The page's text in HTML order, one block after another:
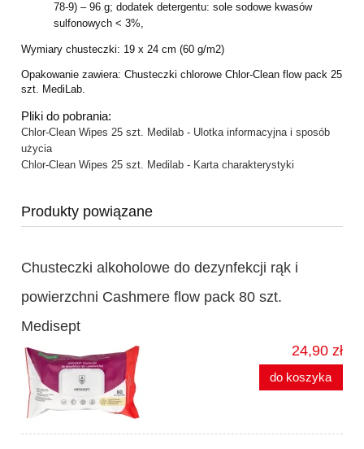
78-9) – 96 g; dodatek detergentu: sole sodowe kwasów
sulfonowych < 3%,
Wymiary chusteczki: 19 x 24 cm (60 g/m2)
Opakowanie zawiera: Chusteczki chlorowe Chlor-Clean flow pack 25
szt. MediLab.
Pliki do pobrania:
Chlor-Clean Wipes 25 szt. Medilab - Ulotka informacyjna i sposób
użycia
Chlor-Clean Wipes 25 szt. Medilab - Karta charakterystyki
Produkty powiązane
Chusteczki alkoholowe do dezynfekcji rąk i
powierzchni Cashmere flow pack 80 szt.
Medisept
24,90 zł
do koszyka